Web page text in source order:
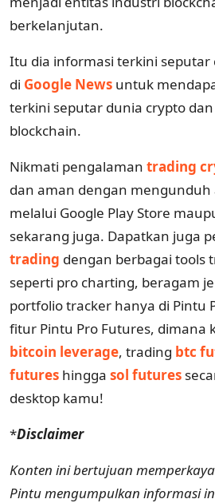
berkelanjutan.
Itu dia informasi terkini seputar
di Google News untuk
terkini seputar dunia crypto
blockchain.
Nikmati pengalaman trading
dan aman dengan mengunduh
melalui Google Play Store
sekarang juga. Dapatkan juga
trading dengan berbagai tools
seperti pro charting, beragam
portfolio tracker hanya di Pintu
fitur Pintu Pro Futures, dimana
bitcoin leverage, trading btc
futures hingga sol futures
desktop kamu!
*Disclaimer
Konten ini bertujuan
Pintu mengumpulkan informasi